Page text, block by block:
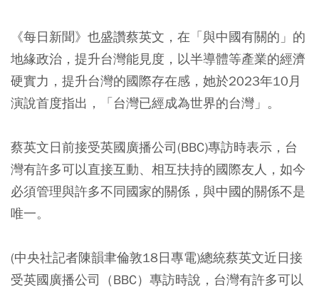
《每日新聞》也盛讚蔡英文，在「與中國有關的」的
地緣政治，提升台灣能見度，以半導體等產業的經濟
硬實力，提升台灣的國際存在感，她於2023年10月
演說首度指出，「台灣已經成為世界的台灣」。
蔡英文日前接受英國廣播公司(BBC)專訪時表示，台
灣有許多可以直接互動、相互扶持的國際友人，如今
必須管理與許多不同國家的關係，與中國的關係不是
唯一。
(中央社記者陳韻聿倫敦18日專電)總統蔡英文近日接
受英國廣播公司（BBC）專訪時說，台灣有許多可以